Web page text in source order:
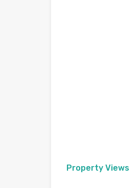
Property Views